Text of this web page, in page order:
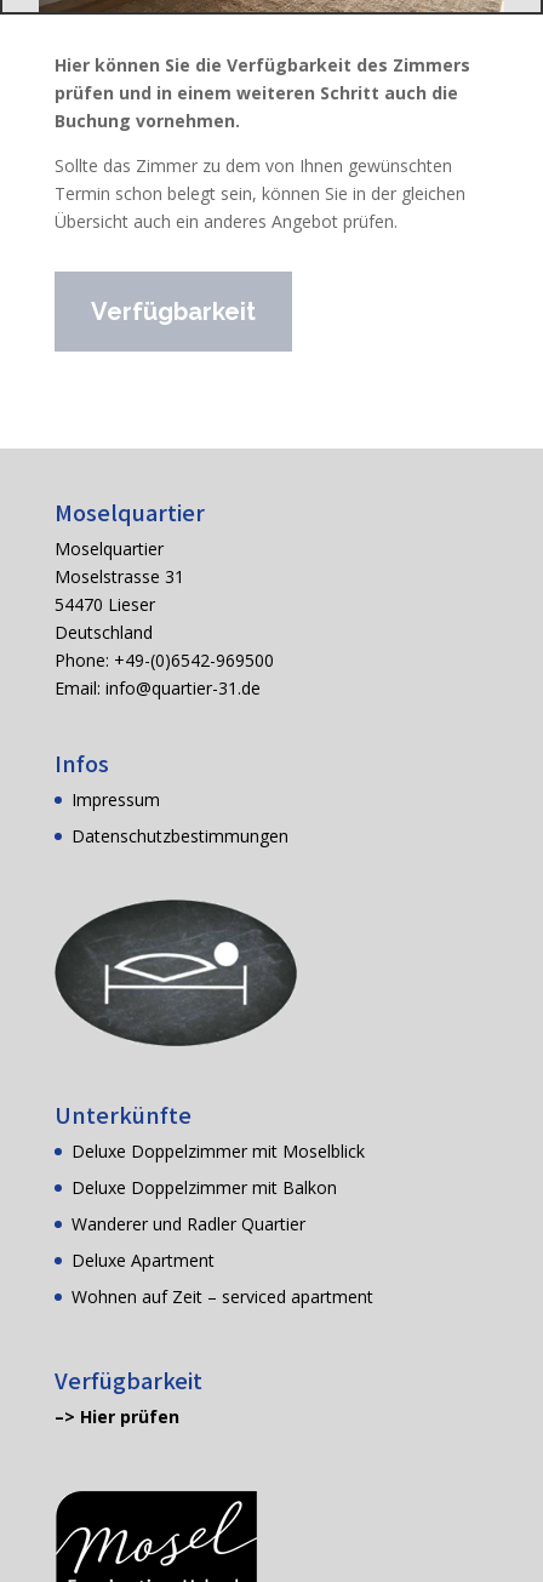
Hier können Sie die Verfügbarkeit des Zimmers
prüfen und in einem weiteren Schritt auch die
Buchung vornehmen.
Sollte das Zimmer zu dem von Ihnen gewünschten
Termin schon belegt sein, können Sie in der gleichen
Übersicht auch ein anderes Angebot prüfen.
Verfügbarkeit
Moselquartier
Moselquartier
Moselstrasse 31
54470 Lieser
Deutschland
Phone: +49-(0)6542-969500
Email: info@quartier-31.de
Infos
Impressum
Datenschutzbestimmungen
Unterkünfte
Deluxe Doppelzimmer mit Moselblick
Deluxe Doppelzimmer mit Balkon
Wanderer und Radler Quartier
Deluxe Apartment
Wohnen auf Zeit – serviced apartment
Verfügbarkeit
–> Hier prüfen